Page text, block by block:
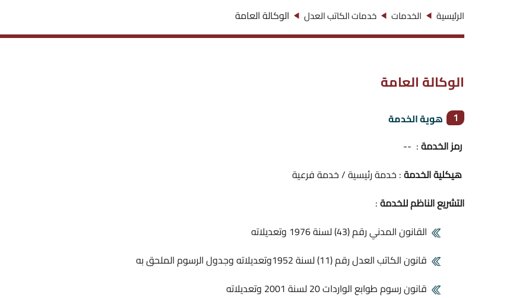
الرئيسية الخدمات خدمات الكاتب العدل الوكالة العامة
الوكالة العامة
1
هوية الخدمة
رمز الخدمة: --
هيكلية الخدمة: خدمة رئيسية / خدمة فرعية
التشريع الناظم للخدمة:
القانون المدني رقم (43) لسنة 1976 وتعديلاته
قانون الكاتب العدل رقم (11) لسنة 1952وتعديلاته وجدول الرسوم الملحق به
قانون رسوم طوابع الواردات 20 لسنة 2001 وتعديلاته